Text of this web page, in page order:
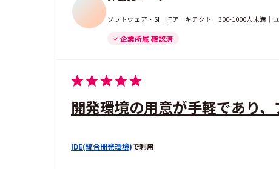
ソフトウェア・SI｜ITアーキテクト｜300-1000人未満｜
企業所属 確認済
開発環境の用意が手軽であり
IDE(統合開発環境)で利用